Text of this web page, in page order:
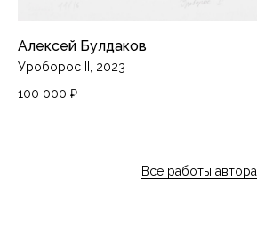
Алексей Булдаков
Уроборос II, 2023
100 000 ₽
Все работы автора